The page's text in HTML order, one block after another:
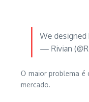
We
— Rivian
O maior problema é
mercado.